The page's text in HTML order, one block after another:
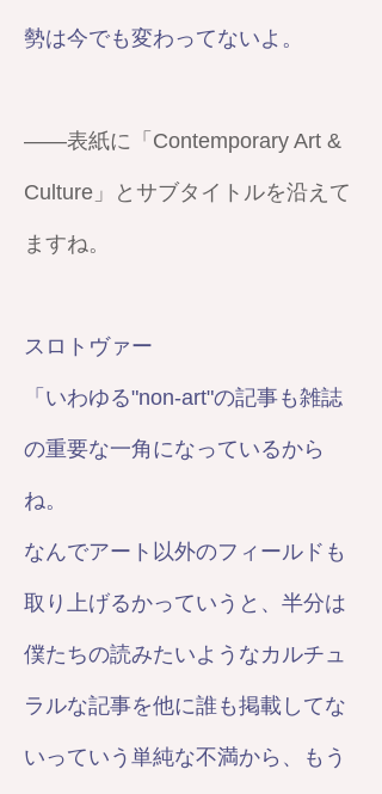
勢は今でも変わってないよ。
——表紙に「Contemporary Art &
Culture」とサブタイトルを沿えて
ますね。
スロトヴァー
「いわゆる"non-art"の記事も雑誌
の重要な一角になっているから
ね。
なんでアート以外のフィールドも
取り上げるかっていうと、半分は
僕たちの読みたいようなカルチュ
ラルな記事を他に誰も掲載してな
いっていう単純な不満から、もう